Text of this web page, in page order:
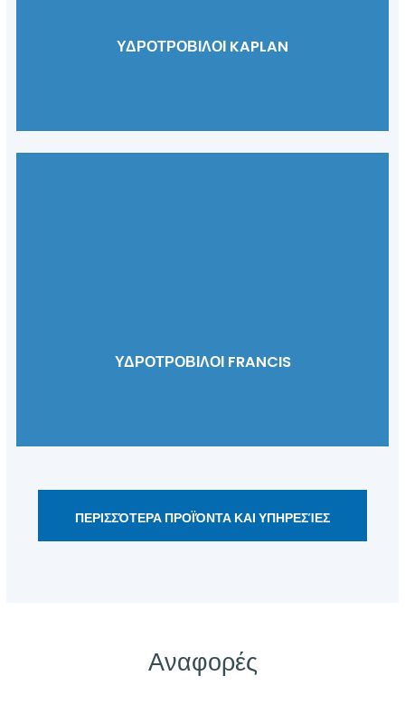
ΥΔΡΟΤΡΌΒΙΛΟΙ KAPLAN
ΥΔΡΟΤΡΌΒΙΛΟΙ FRANCIS
ΠΕΡΙΣΣΌΤΕΡΑ ΠΡΟΪΌΝΤΑ ΚΑΙ ΥΠΗΡΕΣΊΕΣ
Αναφορές